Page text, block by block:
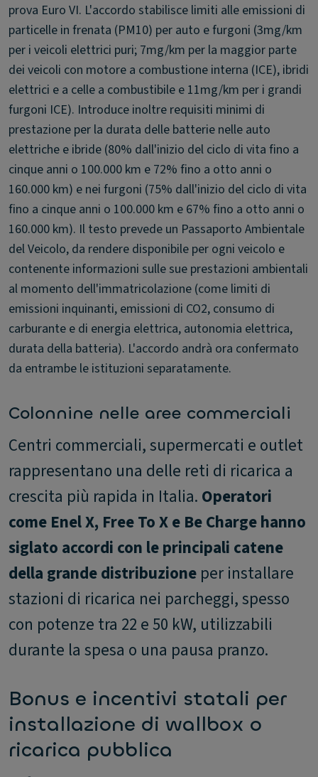
prova Euro VI. L'accordo stabilisce limiti alle emissioni di
particelle in frenata (PM10) per auto e furgoni (3mg/km
per i veicoli elettrici puri; 7mg/km per la maggior parte
dei veicoli con motore a combustione interna (ICE), ibridi
elettrici e a celle a combustibile e 11mg/km per i grandi
furgoni ICE). Introduce inoltre requisiti minimi di
prestazione per la durata delle batterie nelle auto
elettriche e ibride (80% dall'inizio del ciclo di vita fino a
cinque anni o 100.000 km e 72% fino a otto anni o
160.000 km) e nei furgoni (75% dall'inizio del ciclo di vita
fino a cinque anni o 100.000 km e 67% fino a otto anni o
160.000 km). Il testo prevede un Passaporto Ambientale
del Veicolo, da rendere disponibile per ogni veicolo e
contenente informazioni sulle sue prestazioni ambientali
al momento dell'immatricolazione (come limiti di
emissioni inquinanti, emissioni di CO2, consumo di
carburante e di energia elettrica, autonomia elettrica,
durata della batteria). L'accordo andrà ora confermato
da entrambe le istituzioni separatamente.
Colonnine nelle aree commerciali
Centri commerciali, supermercati e outlet
rappresentano una delle reti di ricarica a
crescita più rapida in Italia. Operatori
come Enel X, Free To X e Be Charge hanno
siglato accordi con le principali catene
della grande distribuzione per installare
stazioni di ricarica nei parcheggi, spesso
con potenze tra 22 e 50 kW, utilizzabili
durante la spesa o una pausa pranzo.
Bonus e incentivi statali per
installazione di wallbox o
ricarica pubblica